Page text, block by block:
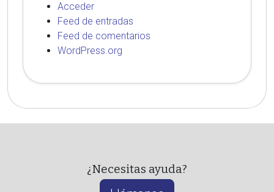
Acceder
Feed de entradas
Feed de comentarios
WordPress.org
¿Necesitas ayuda?